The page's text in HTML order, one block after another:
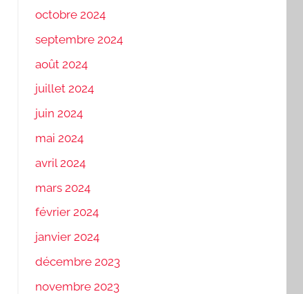
octobre 2024
septembre 2024
août 2024
juillet 2024
juin 2024
mai 2024
avril 2024
mars 2024
février 2024
janvier 2024
décembre 2023
novembre 2023